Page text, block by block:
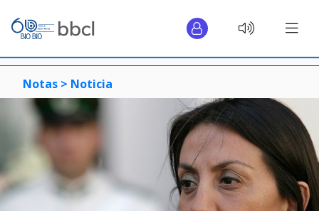
Notas > Noticia